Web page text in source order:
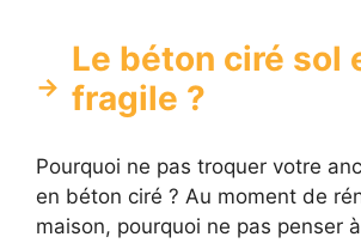
Le béton ciré sol
fragile ?
Pourquoi ne pas troquer votre
en béton ciré ? Au moment de
maison, pourquoi ne pas penser